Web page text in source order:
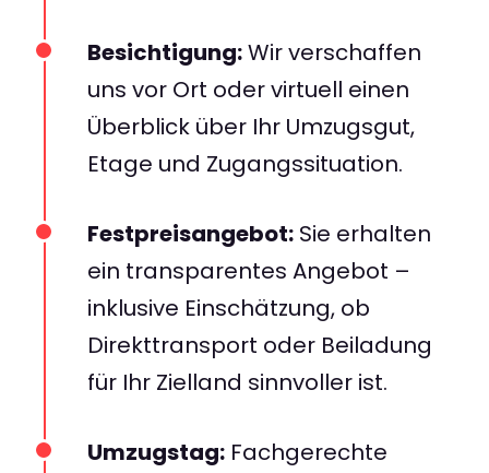
Besichtigung:Wir verschaffen
uns vor Ort oder virtuell einen
Überblick über Ihr Umzugsgut,
Etage und Zugangssituation.
Festpreisangebot: Sie erhalten
ein transparentes Angebot –
inklusive Einschätzung, ob
Direkttransport oder Beiladung
für Ihr Zielland sinnvoller ist.
Umzugstag: Fachgerechte